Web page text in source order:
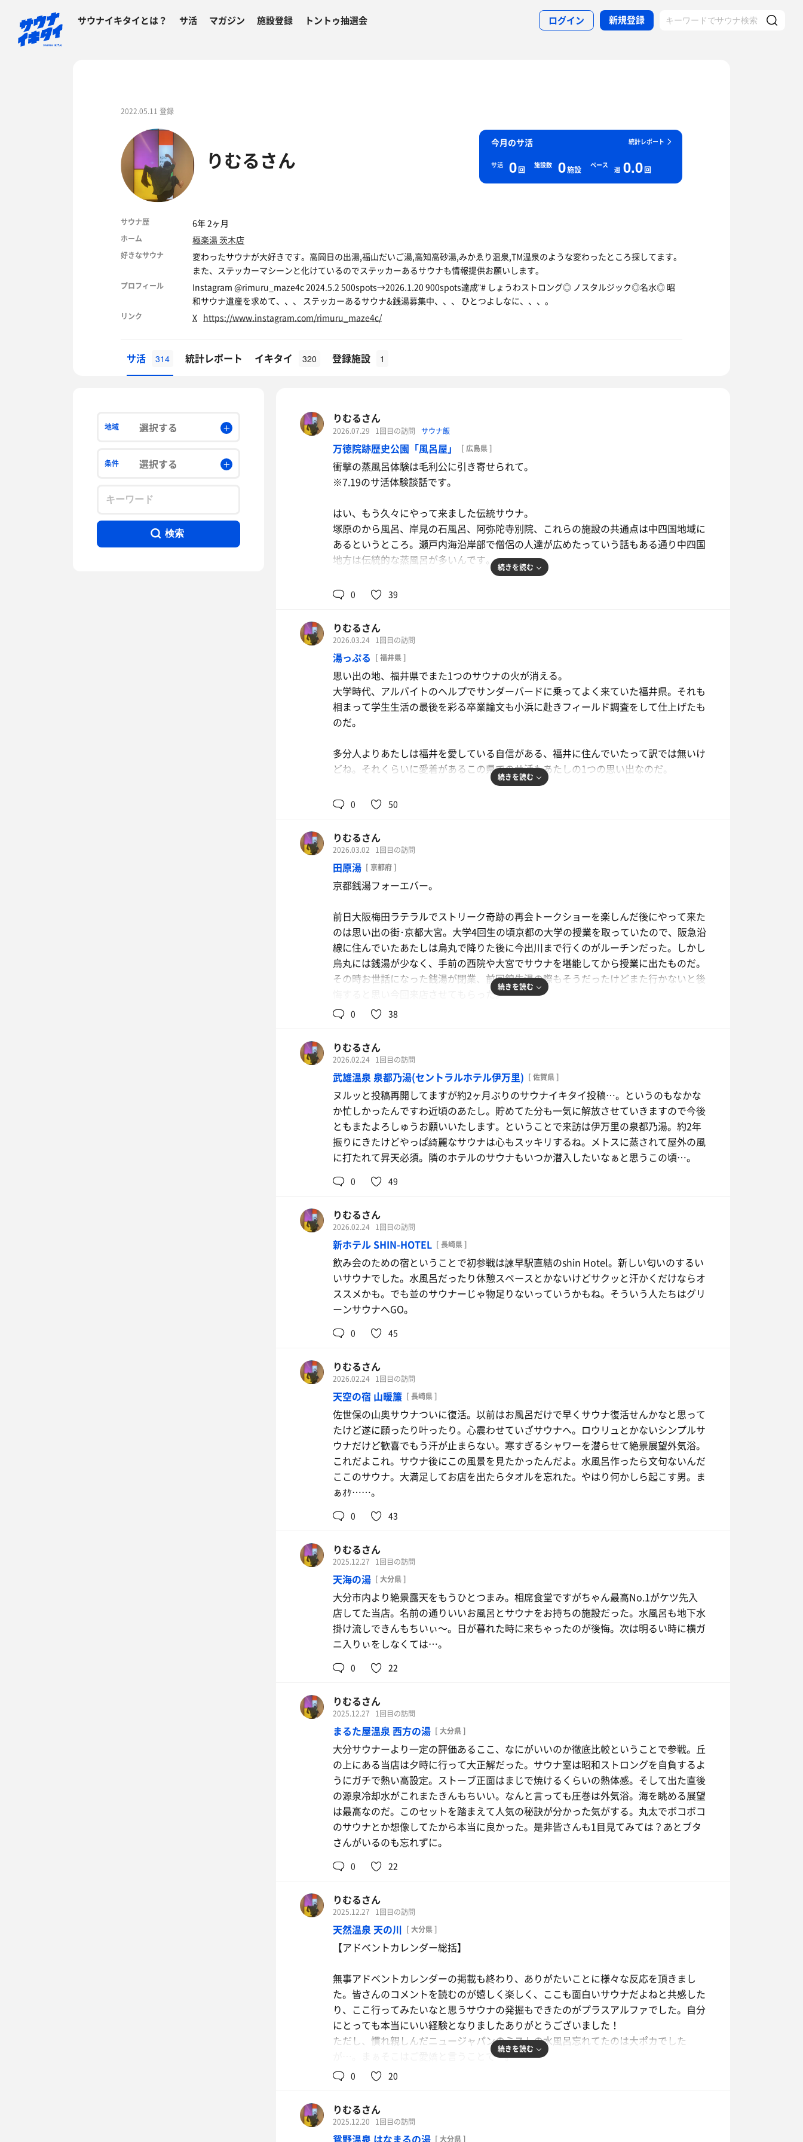
サウナイキタイとは？ サ活 マガジン 施設登録 トントゥ抽選会 ログイン 新規登録
2022.05.11 登録
りむるさん
統計レポート
今月のサ活
サ活 0回 施設数 0施設 ペース
週 0.0回
サウナ歴 6年 2ヶ月
ホーム 極楽湯 茨木店
好きなサウナ
変わったサウナが大好きです。高岡日の出湯,福山だいご湯,高知高砂湯,みかゑり温泉,TM温泉のような変わったところ探してます。
また、ステッカーマシーンと化けているのでステッカーあるサウナも情報提供お願いします。
プロフィール
Instagram @rimuru_maze4c 2024.5.2 500spots→2026.1.20 900spots達成"# しょうわストロング◎ ノスタルジック◎名水◎ 昭
和サウナ遺産を求めて、、、 ステッカーあるサウナ&銭湯募集中、、、 ひとつよしなに、、、。
リンク X https://www.instagram.com/rimuru_maze4c/
サ活 314 統計レポート イキタイ 320 登録施設 1
地域 選択する
条件 選択する
検索
りむるさん
2026.07.29 1回目の訪問 サウナ飯
万徳院跡歴史公園「風呂屋」 [ 広島県 ]
衝撃の蒸風呂体験は毛利公に引き寄せられて。
※7.19のサ活体験談話です。
はい、もう久々にやって来ました伝統サウナ。
塚原のから風呂、岸見の石風呂、阿弥陀寺別院、これらの施設の共通点は中四国地域に
あるというところ。瀬戸内海沿岸部で僧侶の人達が広めたっていう話もある通り中四国
地方は伝統的な蒸風呂が多いんです。
今回来たのは広島は北広島町。ファイターズは関係ない方の北広島だよってことで。な
挟みはるばるやってきました。
そして着いたのが毛利元就公のお孫さまが建立した万徳院というお寺の史跡。ここで蒸
風呂体験できるってことで期待を胸にライドオーーーン。
来る1週間前に電話して確認してから来たんだけど、なんと参加者まさかのあたしが一
番乗り！担当の人と談話をしましていざサウナへ…。扉を開くとモクモクムシムシバカ
アツセッティング。そりゃ30分あたし来るまで炊き続けてたんだからこうなるに決ま
ってるよ。だがこのアチチを体験するのがサウナーの努め！ってことで灼蒸に飛び込
む。30秒もすればもう耳も体も熱いというか痛いし激発汗！5分は耐えようと思ったけ
ど1回目は2分でギブアップ！こーれーはーやばいっ。そして呼吸を整え2回目、体も慣
れはアカーーーン。2回目は4分何とか耐えて、3回目は少し扉を開けて8分ほど堪能し
大分のみかゑり温泉が最強の蒸風呂と思ってたけどここも負けてないよ。伝統を肌で感
じる素晴らしい蒸風呂体験。ここでしか出来ない灼熱を皆さんも是非堪能してみては？
帰りしなのガリガリ君は必須だよ。ガチで生き返った。北広島町担当の方もありがとう
ガリガリ君
氷菓の美味さに最近気づいた。
続きを読む
0 39
りむるさん
2026.03.24 1回目の訪問
湯っぷる [ 福井県 ]
思い出の地、福井県でまた1つのサウナの火が消える。
大学時代、アルバイトのヘルプでサンダーバードに乗ってよく来ていた福井県。それも
相まって学生生活の最後を彩る卒業論文も小浜に赴きフィールド調査をして仕上げたも
のだ。
多分人よりあたしは福井を愛している自信がある、福井に住んでいたって訳では無いけ
どね。それくらいに愛着があるこの県でのサ活もあたしの1つの思い出なのだ。
この前はよくお世話になった敦賀の越のゆが閉店してしまった。あたしもよく訪れてい
てしまうのはやはり悲しいものである。今回はそれに続いてお休みに入ってしまう湯っ
ぷるのサ活である。
舞鶴経由で若狭路に入り辿り着いた当店、オープン直後から若狭ダンディたちでサウナ
室は満員、やはり地元の人たちの憩いの場なんだなと改めて感じる。それはそうと木の
香りが心地いいサウナで発汗も十分。水風呂への動線もバッチリだ。
3セット終えたあとは露天風呂で黄昏れる。そして名残惜しさに最後もう1セット入っ
て浴場を出て、休憩スペースの椅子の上で空想に耽る。そしてふと考える。あたしはこ
ういう施設がやはり好きなんだなぁと。
事を願います。ありがとう湯っぷる、そしてまた来るよと。新しい思い出を胸に刻んで
続きを読む
0 50
りむるさん
2026.03.02 1回目の訪問
田原湯 [ 京都府 ]
京都銭湯フォーエバー。
前日大阪梅田ラテラルでストリーク奇跡の再会トークショーを楽しんだ後にやって来た
のは思い出の街･京都大宮。大学4回生の頃京都の大学の授業を取っていたので、阪急沿
線に住んでいたあたしは烏丸で降りた後に今出川まで行くのがルーチンだった。しかし
烏丸には銭湯が少なく、手前の西院や大宮でサウナを堪能してから授業に出たものだ。
その時お世話になった銭湯が閉業、前回錦生湯の際もそうだったけどまた行かないと後
悔すると思い今回来店させてもらった。
うぬるめの浴槽と満杯とは言えない湯量の薬湯、そして昭和歌謡流れる思い出のサウ
ナ。
何もかもがあの頃と同じだった。満身創痍さがひしひしと感じるサ活に思いを馳せ、嬉
しいような寂しいような何も言えない感覚を得る。いや、でもやっぱり悲しいもんや
ね。物思いにふけて最後までしっかり堪能できました。
ありがとう田原湯。ありがとう番台さん。
あの頃の経験のお陰で今もサウナ狂人となってます。
ありがとう京都銭湯。そして永遠に。
続きを読む
0 38
りむるさん
2026.02.24 1回目の訪問
武雄温泉 泉都乃湯(セントラルホテル伊万里) [ 佐賀県 ]
ヌルッと投稿再開してますが約2ヶ月ぶりのサウナイキタイ投稿…。というのもなかな
か忙しかったんですわ近頃のあたし。貯めてた分も一気に解放させていきますので今後
ともまたよろしゅうお願いいたします。ということで来訪は伊万里の泉都乃湯。約2年
振りにきたけどやっぱ綺麗なサウナは心もスッキリするね。メトスに蒸されて屋外の風
に打たれて昇天必須。隣のホテルのサウナもいつか潜入したいなぁと思うこの頃…。
0 49
りむるさん
2026.02.24 1回目の訪問
新ホテル SHIN-HOTEL [ 長崎県 ]
飲み会のための宿ということで初参戦は諫早駅直結のshin Hotel。新しい匂いのするい
いサウナでした。水風呂だったり休憩スペースとかないけどサクッと汗かくだけならオ
ススメかも。でも並のサウナーじゃ物足りないっていうかもね。そういう人たちはグリ
ーンサウナへGO。
0 45
りむるさん
2026.02.24 1回目の訪問
天空の宿 山暖簾 [ 長崎県 ]
佐世保の山奥サウナついに復活。以前はお風呂だけで早くサウナ復活せんかなと思って
たけど遂に願ったり叶ったり。心震わせていざサウナへ。ロウリュとかないシンプルサ
ウナだけど歓喜でもう汗が止まらない。寒すぎるシャワーを潜らせて絶景展望外気浴。
これだよこれ。サウナ後にこの風景を見たかったんだよ。水風呂作ったら文句ないんだ
ここのサウナ。大満足してお店を出たらタオルを忘れた。やはり何かしら起こす男。ま
ぁｵｹ……。
0 43
りむるさん
2025.12.27 1回目の訪問
天海の湯 [ 大分県 ]
大分市内より絶景露天をもうひとつまみ。相席食堂ですがちゃん最高No.1がケツ先入
店してた当店。名前の通りいいお風呂とサウナをお持ちの施設だった。水風呂も地下水
掛け流しできんもちいぃ〜。日が暮れた時に来ちゃったのが後悔。次は明るい時に横ガ
ニ入りぃをしなくては…。
0 22
りむるさん
2025.12.27 1回目の訪問
まるた屋温泉 西方の湯 [ 大分県 ]
大分サウナーより一定の評価あるここ、なにがいいのか徹底比較ということで参戦。丘
の上にある当店は夕時に行って大正解だった。サウナ室は昭和ストロングを自負するよ
うにガチで熱い高設定。ストーブ正面はまじで焼けるくらいの熱体感。そして出た直後
の源泉冷却水がこれまたきんもちいい。なんと言っても圧巻は外気浴。海を眺める展望
は最高なのだ。このセットを踏まえて人気の秘訣が分かった気がする。丸太でボコボコ
のサウナとか想像してたから本当に良かった。是非皆さんも1目見てみては？あとブタ
さんがいるのも忘れずに。
0 22
りむるさん
2025.12.27 1回目の訪問
天然温泉 天の川 [ 大分県 ]
【アドベントカレンダー総括】
無事アドベントカレンダーの掲載も終わり、ありがたいことに様々な反応を頂きまし
た。皆さんのコメントを読むのが嬉しく楽しく、ここも面白いサウナだよねと共感した
り、ここ行ってみたいなと思うサウナの発掘もできたのがプラスアルファでした。自分
にとっても本当にいい経験となりましたありがとうございました！
ただし、慣れ親しんだニュージャパンのミストの水風呂忘れてたのは大ポカでした
が…。まぁそこはご愛嬌と言うことで…。
⬇️⬇️⬇️⬇️⬇️⬇️⬇️⬇️⬇️⬇️⬇️⬇️⬇️⬇️⬇️⬇️⬇️⬇️⬇️⬇️⬇️⬇️⬇️
渋さ満載の天然温泉かつサウナ。ここの名前は天の川。織姫と彦星がロマンチックに出
続きを読む
0 20
りむるさん
2025.12.20 1回目の訪問
鴛野温泉 はなまるの湯 [ 大分県 ]